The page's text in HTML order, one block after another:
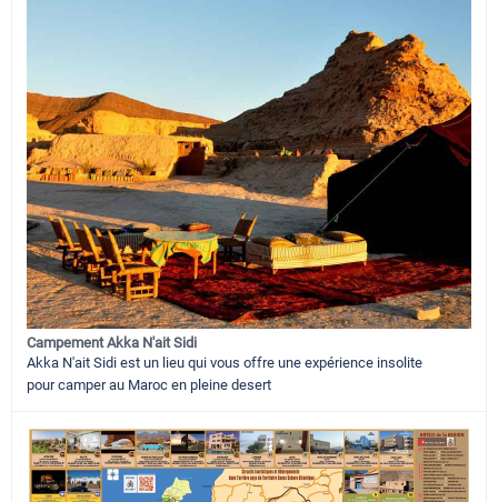
Campement Akka N'ait Sidi
Akka N'ait Sidi est un lieu qui vous offre une expérience insolite
pour camper au Maroc en pleine desert